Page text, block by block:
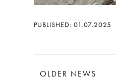
PUBLISHED: 01.07.2025
OLDER NEWS